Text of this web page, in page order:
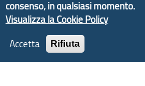
Copyright © 2017 Città
CF: 80007350103
consenso, in qualsiasi momento.
Visualizza la Cookie Policy
Accetta
Rifiuta